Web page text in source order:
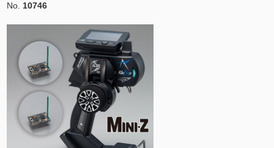
No. 10746